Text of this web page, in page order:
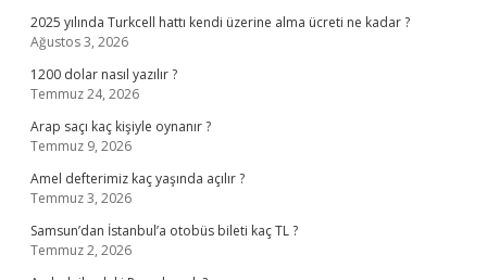
2025 yılında Turkcell hattı kendi üzerine alma ücreti ne kadar ?
Ağustos 3, 2026
1200 dolar nasıl yazılır ?
Temmuz 24, 2026
Arap saçı kaç kişiyle oynanır ?
Temmuz 9, 2026
Amel defterimiz kaç yaşında açılır ?
Temmuz 3, 2026
Samsun’dan İstanbul’a otobüs bileti kaç TL ?
Temmuz 2, 2026